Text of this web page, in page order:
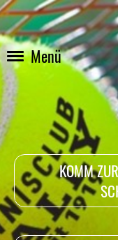
Menü
KOMM